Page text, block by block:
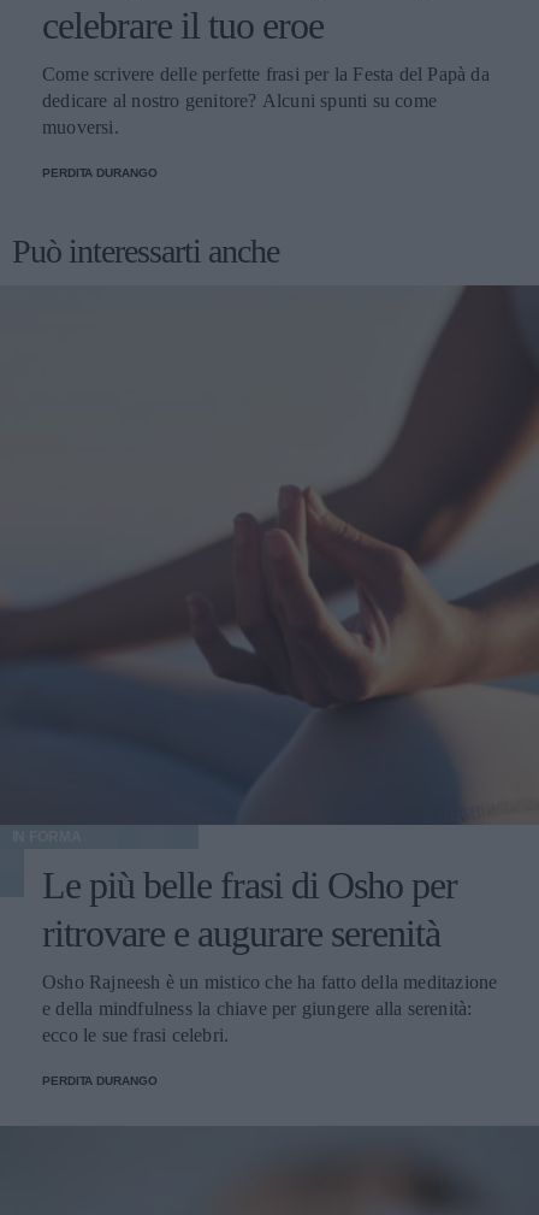
celebrare il tuo eroe
Come scrivere delle perfette frasi per la Festa del Papà da
dedicare al nostro genitore? Alcuni spunti su come
muoversi.
PERDITA DURANGO
Può interessarti anche
Le più belle frasi di Osho per
ritrovare e augurare serenità
Osho Rajneesh è un mistico che ha fatto della meditazione
e della mindfulness la chiave per giungere alla serenità:
ecco le sue frasi celebri.
PERDITA DURANGO